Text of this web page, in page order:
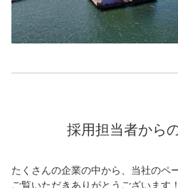
採用担当者から
たくさんの企業の中から、当社のペ
ご覧いただきありがとうございます！